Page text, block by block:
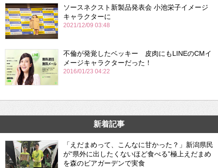
ソースネクスト新製品発表会 小池栄子イメージ
キャラクターに
2021/12/09 03:48
不倫が発覚したベッキー 皮肉にもLINEのCMイ
メージキャラクターだった！
2016/01/23 04:22
新着記事
「えだまめって、こんなに甘かった？」新潟県民
が“県外に出したくないほど食べる”極上えだまめ
を森のビアガーデンで実食